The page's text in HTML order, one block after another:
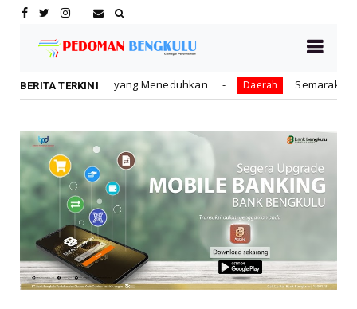
BERITA TERKINI
Meneduhkan Daerah Semarak HUT ke-81 RI, Pemkot